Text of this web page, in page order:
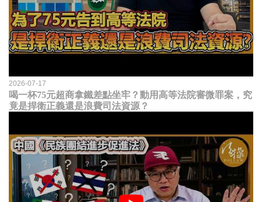
2026-07-17
喝一杯75元超商拿鐵差點坐牢？動用高等法院審微罪案，究
竟是捍衛正義還是浪費司法資源？